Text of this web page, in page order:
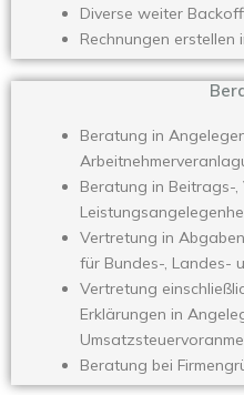
Diverse weiter
Rechnungen erstellen
Beratung in
Beratung in Beitrags-
Vertretung in
für Bundes-, Landes-
Vertretung
Erklärungen in
Beratung bei